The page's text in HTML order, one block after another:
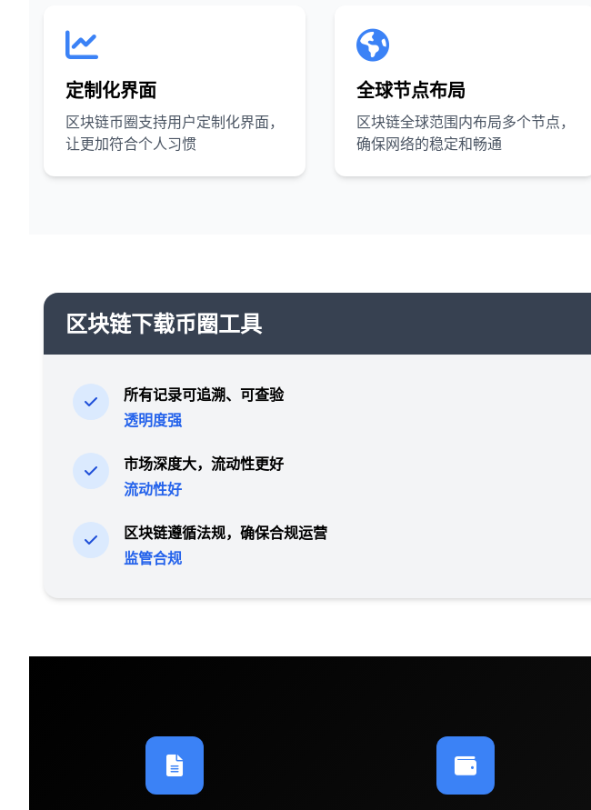
定制化界面
区块链币圈支持用户定制化界面，
让更加符合个人习惯
全球节点布局
区块链全球范围内布局多个节点，
确保网络的稳定和畅通
区块链下载币圈工具
所有记录可追溯、可查验
透明度强
市场深度大，流动性更好
流动性好
区块链遵循法规，确保合规运营
监管合规